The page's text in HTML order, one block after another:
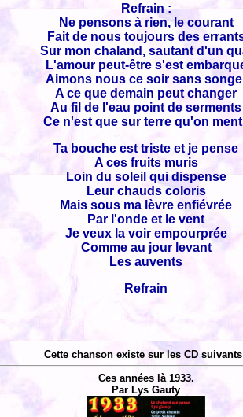
Refrain :
Ne pensons à rien, le courant
Fait de nous toujours des
Sur mon chaland, sautant d'un
L'amour peut-être s'est
Aimons nous ce soir sans
A ce que demain peut changer
Au fil de l'eau point de serments
Ce n'est que sur terre qu'on
Ta bouche est triste et je pense
A ces fruits muris
Loin du soleil qui dispense
Leur chauds coloris
Mais sous ma lèvre enfiévrée
Par l'onde et le vent
Je veux la voir empourprée
Comme au jour levant
Les auvents
Refrain
Cette chanson existe sur les CD
Ces années là 1933.
Par Lys Gauty